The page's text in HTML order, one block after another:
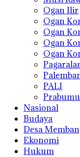
Ogan Ilir
Ogan
Ogan
Ogan
Ogan
PALI
Nasional
Budaya
Desa
Ekonomi
Hukum